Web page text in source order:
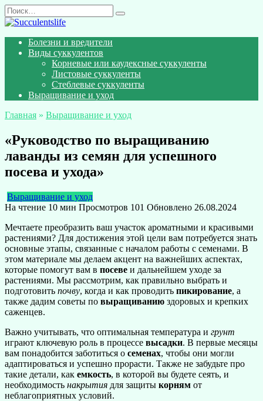
Перейти
к
Search
for:
Болезни и вредители
Виды суккулентов
Корневые или каудексные суккуленты
Листовые суккуленты
Стеблевые суккуленты
Выращивание и уход
Главная » Выращивание и уход
«Руководство по выращиванию
лаванды из семян для успешного
посева и ухода»
Выращивание и уход
На чтение 10 мин Просмотров 101 Обновлено 26.08.2024
Мечтаете преобразить ваш участок ароматными и красивыми
растениями? Для достижения этой цели вам потребуется знать
основные этапы, связанные с началом работы с семенами. В
этом материале мы делаем акцент на важнейших аспектах,
которые помогут вам в посеве и дальнейшем уходе за
растениями. Мы рассмотрим, как правильно выбрать и
подготовить почву, когда и как проводить пикирование, а
также дадим советы по выращиванию здоровых и крепких
саженцев.
Важно учитывать, что оптимальная температура и грунт
играют ключевую роль в процессе высадки. В первые месяцы
вам понадобится заботиться о семенах, чтобы они могли
адаптироваться и успешно прорасти. Также не забудьте про
такие детали, как емкость, в которой вы будете сеять, и
необходимость накрытия для защиты корням от
неблагоприятных условий.